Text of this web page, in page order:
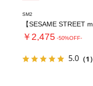
SM2
￥2,475 -50%OFF-
5.0 （1）